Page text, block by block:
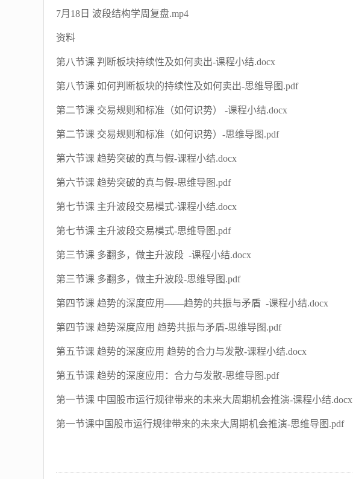
7月18日 波段结构学周复盘.mp4
资料
第八节课 判断板块持续性及如何卖出-课程小结.docx
第八节课 如何判断板块的持续性及如何卖出-思维导图.pdf
第二节课 交易规则和标准（如何识势） -课程小结.docx
第二节课 交易规则和标准（如何识势）-思维导图.pdf
第六节课 趋势突破的真与假-课程小结.docx
第六节课 趋势突破的真与假-思维导图.pdf
第七节课 主升波段交易模式-课程小结.docx
第七节课 主升波段交易模式-思维导图.pdf
第三节课 多翻多，做主升波段 -课程小结.docx
第三节课 多翻多，做主升波段-思维导图.pdf
第四节课 趋势的深度应用——趋势的共振与矛盾 -课程小结.docx
第四节课 趋势深度应用 趋势共振与矛盾-思维导图.pdf
第五节课 趋势的深度应用 趋势的合力与发散-课程小结.docx
第五节课 趋势的深度应用：合力与发散-思维导图.pdf
第一节课 中国股市运行规律带来的未来大周期机会推演-课程小结.docx
第一节课中国股市运行规律带来的未来大周期机会推演-思维导图.pdf